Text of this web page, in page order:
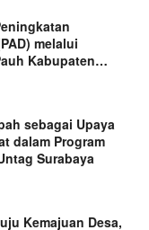
melalui
Kabupaten
sebagai Upaya
dalam Program
Surabaya
Kemajuan Desa,